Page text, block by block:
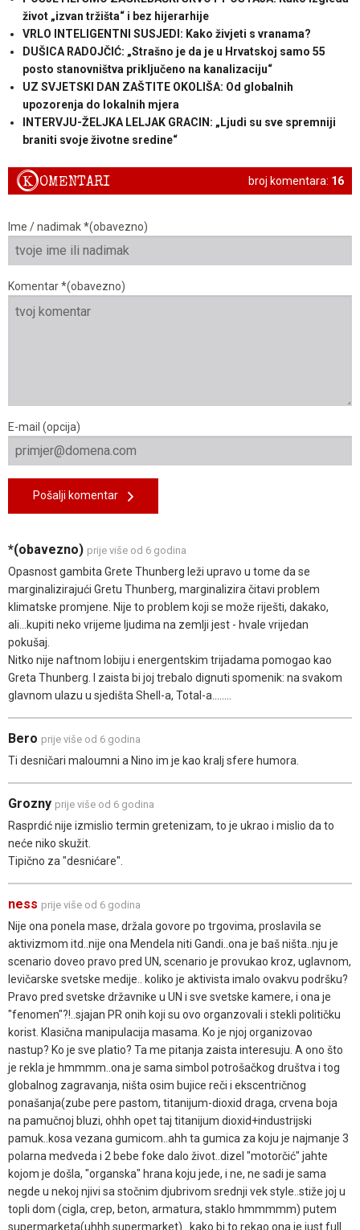
život „izvan tržišta“ i bez hijerarhije
VRLO INTELIGENTNI SUSJEDI: Kako živjeti s vranama?
DUŠICA RADOJČIĆ: „Strašno je da je u Hrvatskoj samo 55
posto stanovništva priključeno na kanalizaciju“
UZ SVJETSKI DAN ZAŠTITE OKOLIŠA: Od globalnih
upozorenja do lokalnih mjera
INTERVJU-ŽELJKA LELJAK GRACIN: „Ljudi su sve spremniji
braniti svoje životne sredine“
broj komentara: 16
KOMENTARI
Ime / nadimak *(obavezno)
Komentar *(obavezno)
E-mail (opcija)
Pošalji komentar
*(obavezno) prije više od 6 godina
Opasnost gambita Grete Thunberg leži upravo u tome da se
marginalizirajući Gretu Thunberg, marginalizira čitavi problem
klimatske promjene. Nije to problem koji se može riješti, dakako,
ali...kupiti neko vrijeme ljudima na zemlji jest - hvale vrijedan
pokušaj.
Nitko nije naftnom lobiju i energentskim trijadama pomogao kao
Greta Thunberg. I zaista bi joj trebalo dignuti spomenik: na svakom
glavnom ulazu u sjedišta Shell-a, Total-a........
Bero prije više od 6 godina
Ti desničari maloumni a Nino im je kao kralj sfere humora.
Grozny prije više od 6 godina
Rasprdić nije izmislio termin gretenizam, to je ukrao i mislio da to
neće niko skužit.
Tipično za "desnićare".
ness prije više od 6 godina
Nije ona ponela mase, držala govore po trgovima, proslavila se
aktivizmom itd..nije ona Mendela niti Gandi..ona je baš ništa..nju je
scenario doveo pravo pred UN, scenario je provukao kroz, uglavnom,
levičarske svetske medije.. koliko je aktivista imalo ovakvu podršku?
Pravo pred svetske državnike u UN i sve svetske kamere, i ona je
"fenomen"?!..sjajan PR onih koji su ovo organzovali i stekli političku
korist. Klasična manipulacija masama. Ko je njoj organizovao
nastup? Ko je sve platio? Ta me pitanja zaista interesuju. A ono što
je rekla je hmmmm..ona je sama simbol potrošačkog društva i tog
globalnog zagravanja, ništa osim bujice reči i ekscentričnog
ponašanja(zube pere pastom, titanijum-dioxid draga, crvena boja
na pamučnoj bluzi, ohhh opet taj titanijum dioxid+industrijski
pamuk..kosa vezana gumicom..ahh ta gumica za koju je najmanje 3
polarna medveda i 2 bebe foke dalo život..dizel "motorčić" jahte
kojom je došla, "organska" hrana koju jede, i ne, ne sadi je sama
negde u nekoj njivi sa stočnim djubrivom srednji vek style..stiže joj u
topli dom (cigla, crep, beton, armatura, staklo hmmmmm) putem
supermarketa(uhhh supermarket)...kako bi to rekao ona je just full